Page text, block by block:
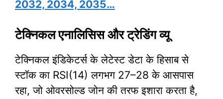
2032, 2034, 2035…
टेक्निकल एनालिसिस और ट्रेडिंग व्यू
टेक्निकल इंडिकेटर्स के लेटेस्ट डेटा के हिसाब से
स्टॉक का RSI(14) लगभग 27–28 के आसपास
रहा, जो ओवरसोल्ड जोन की तरफ इशारा करता है,